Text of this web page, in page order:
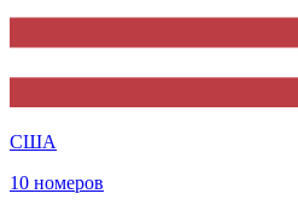
США
10 номеров